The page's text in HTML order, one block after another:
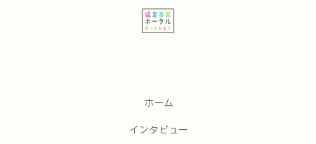
ホーム
インタビュー